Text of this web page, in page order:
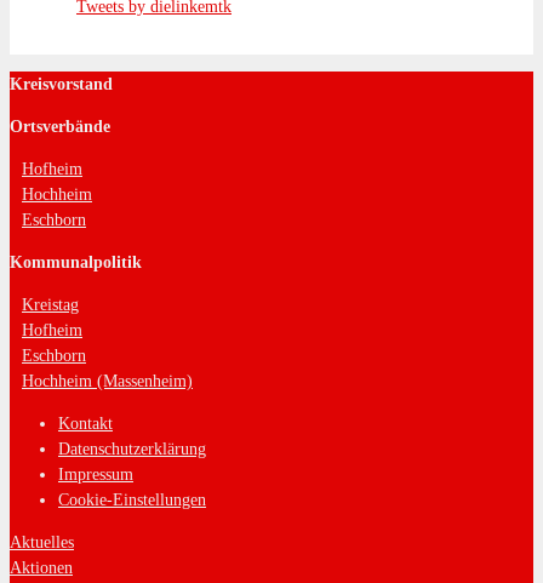
Tweets by dielinkemtk
Kreisvorstand
Ortsverbände
Hofheim
Hochheim
Eschborn
Kommunalpolitik
Kreistag
Hofheim
Eschborn
Hochheim (Massenheim)
Kontakt
Datenschutzerklärung
Impressum
Cookie-Einstellungen
Aktuelles
Aktionen